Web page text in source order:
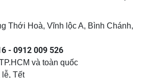
Thới Hoà, Vĩnh lộc A, Bình Chánh,
- 0912 009 526
và toàn quốc
lễ, Tết